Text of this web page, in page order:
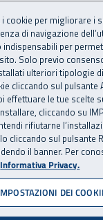
trovi in:
Avvisi
il
del
cookie per migliorare i
di navigazione
indispensabili per
Solo previo
ulteriori tipologie
cliccando sul pulsante
effettuare le tue scelte
cliccando su
rifiutarne
cliccando sul pulsante
il banner. Per
Informativa Privacy.
DEI